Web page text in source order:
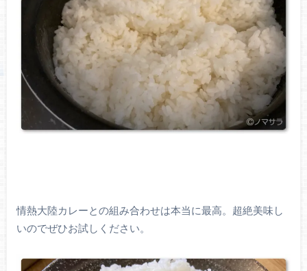
情熱大陸カレーとの組み合わせは本当に最高。超絶美味し
いのでぜひお試しください。